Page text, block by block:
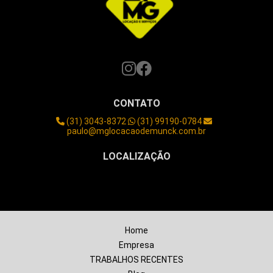
Transporte de maquinas industriais
Transporte de máquinas pesadas
Transporte e remoção de maquinas
Valor do aluguel de um guindaste
Aluguel de guindaste em contagem
Aluguel guindastes betim
Empresas de movimentação de maquinas bh
Guindaste em brumadinho
Empresas de montagem industrial no brasil
Montagem industrial em minas gerais
Montagem industrial empresas
CONTATO
(31) 3043-8372
(31) 99190-0784
paulo@mglocacaodemunck.com.br
LOCALIZAÇÃO
Home
Empresa
TRABALHOS RECENTES